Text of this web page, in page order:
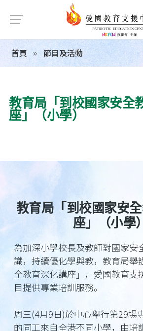
首頁 節目及活動
教育局「到校國家安全
座」（小學）
教育局「到校國家安
座」（小學）
為加深小學校長及教師對國家安
識，持續優化學與教，教育局舉
全教育深化講座」，愛國教育支
目提供專業培訓服務。
周三(4月9日)於中心舉行第29場
的同工來自全港不同小學，由培